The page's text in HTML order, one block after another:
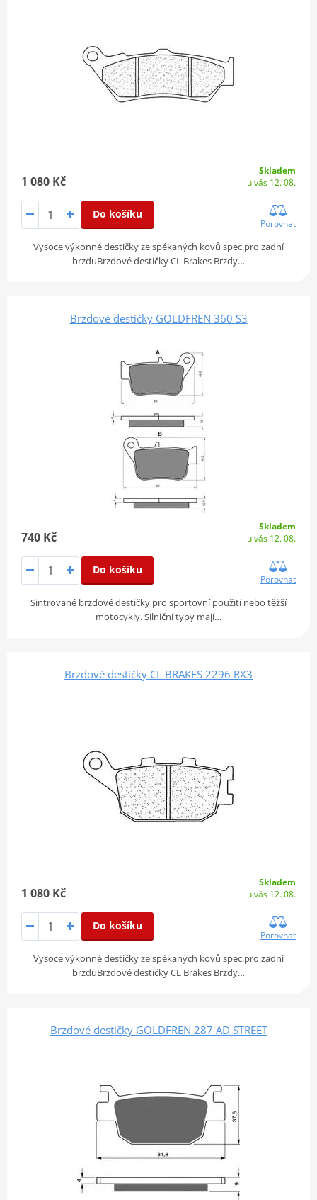
1 080 Kč
Skladem
u vás 12. 08.
Do košíku
Porovnat
Vysoce výkonné destičky ze spékaných kovů spec.pro zadní
brzduBrzdové destičky CL Brakes Brzdy…
Brzdové destičky GOLDFREN 360 S3
740 Kč
Skladem
u vás 12. 08.
Do košíku
Porovnat
Sintrované brzdové destičky pro sportovní použití nebo těžší
motocykly. Silniční typy mají…
Brzdové destičky CL BRAKES 2296 RX3
1 080 Kč
Skladem
u vás 12. 08.
Do košíku
Porovnat
Vysoce výkonné destičky ze spékaných kovů spec.pro zadní
brzduBrzdové destičky CL Brakes Brzdy…
Brzdové destičky GOLDFREN 287 AD STREET